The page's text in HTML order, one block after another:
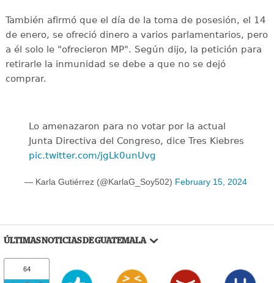
También afirmó que el día de la toma de posesión, el 14
de enero, se ofreció dinero a varios parlamentarios, pero
a él solo le "ofrecieron MP". Según dijo, la petición para
retirarle la inmunidad se debe a que no se dejó
comprar.
Lo amenazaron para no votar por la actual
Junta Directiva del Congreso, dice Tres Kiebres
pic.twitter.com/jgLk0unUvg
— Karla Gutiérrez (@KarlaG_Soy502) February 15, 2024
ÚLTIMAS NOTICIAS DE GUATEMALA
64